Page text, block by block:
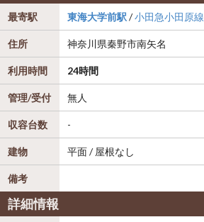
最寄駅 東海大学前駅 /小田急小田原線
住所 神奈川県秦野市南矢名
利用時間 24時間
管理/受付 無人
収容台数 -
建物 平面 / 屋根なし
備考
詳細情報